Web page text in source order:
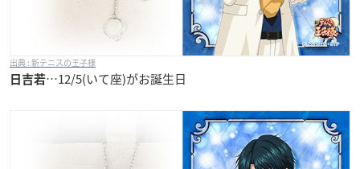
新テニスの王子様
日吉若…12/5(いて座)がお誕生日